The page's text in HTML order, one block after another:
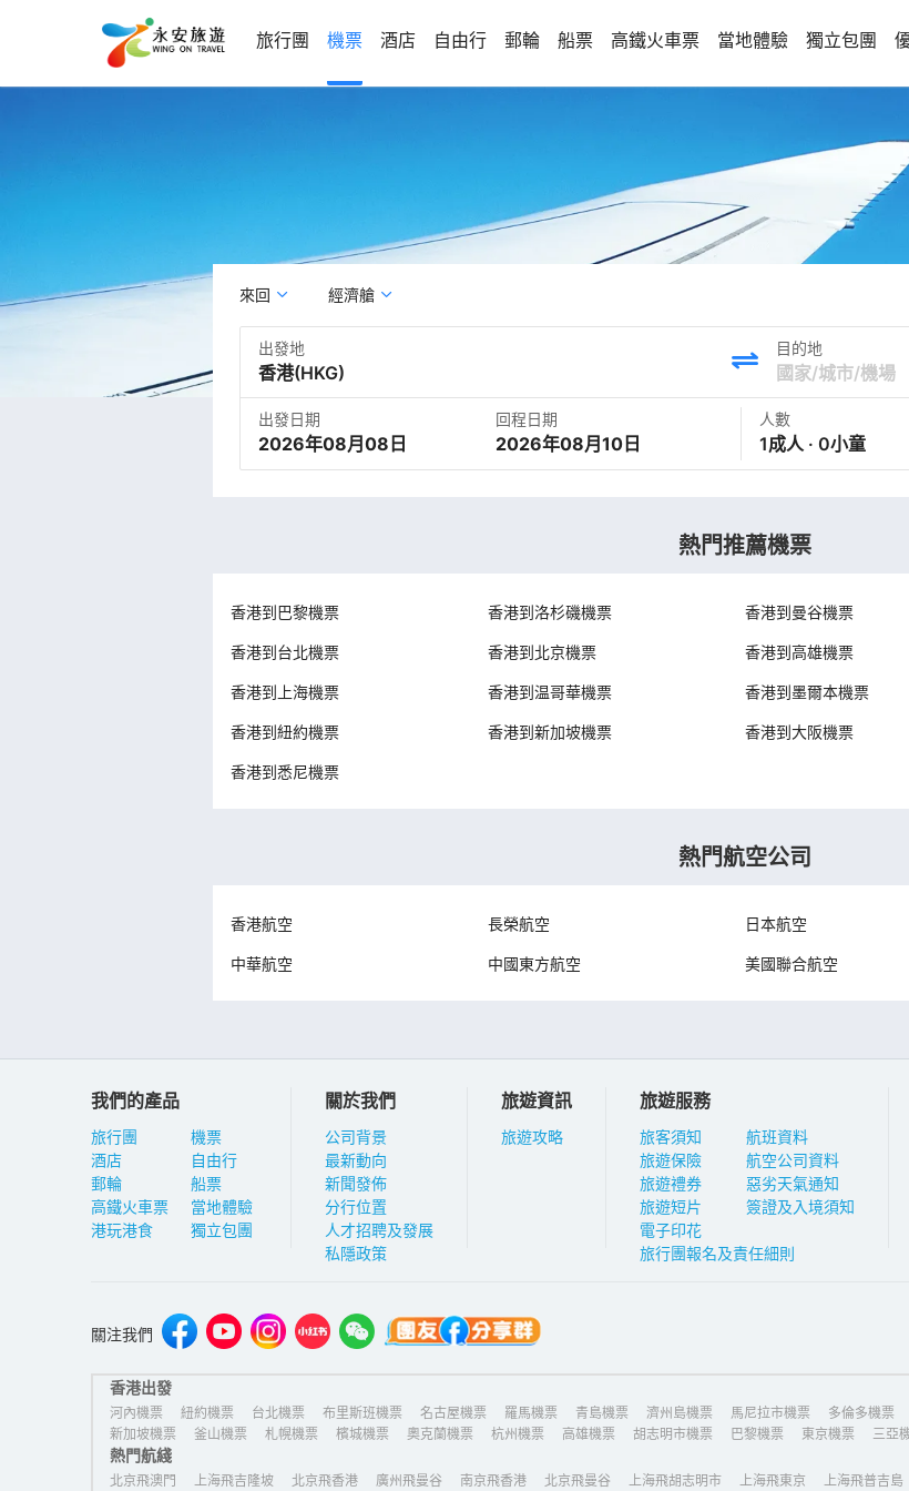
旅行團 機票 酒店 自由行 郵輪 船票 高鐵火車票 當地體驗 獨立包團
來回 經濟艙
出發地 目的地
出發日期
2026年08月08日
回程日期
2026年08月10日
人數
1成人 · 0小童
熱門推薦機票
香港到巴黎機票 香港到洛杉磯機票 香港到曼谷機票
香港到台北機票 香港到北京機票 香港到高雄機票
香港到上海機票 香港到温哥華機票 香港到墨爾本機票
香港到紐約機票 香港到新加坡機票 香港到大阪機票
香港到悉尼機票
熱門航空公司
香港航空 長榮航空 日本航空
中華航空 中國東方航空 美國聯合航空
我們的產品
旅行團
酒店
郵輪
高鐵火車票
港玩港食
機票
自由行
船票
當地體驗
獨立包團
關於我們
公司背景
最新動向
新聞發佈
分行位置
人才招聘及發展
私隱政策
旅遊資訊
旅遊攻略
旅遊服務
旅客須知
旅遊保險
旅遊禮券
旅遊短片
電子印花
航班資料
航空公司資料
惡劣天氣通知
簽證及入境須知
旅行團報名及責任細則
關注我們
香港出發
河內機票 紐約機票 台北機票 布里斯班機票 名古屋機票 羅馬機票 青島機票 濟州島機票 馬尼拉市機票 多倫多機票
新加坡機票
釜山機票 札幌機票 檳城機票 奧克蘭機票 杭州機票 高雄機票 胡志明市機票 巴黎機票 東京機票 三亞
熱門航綫
北京飛澳門 上海飛吉隆坡 北京飛香港 廣州飛曼谷 南京飛香港 北京飛曼谷 上海飛胡志明市 上海飛東京 上海飛普吉島